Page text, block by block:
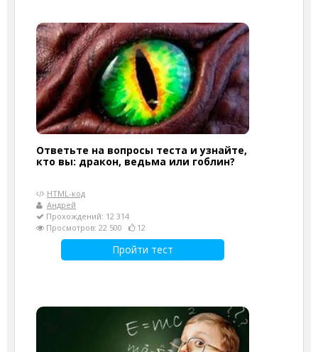
Ответьте на вопросы теста и узнайте,
кто вы: дракон, ведьма или гоблин?
HTML-код
Андрей
Прохождений: 12 314
Просмотров: 22 500
12
Пройти тест